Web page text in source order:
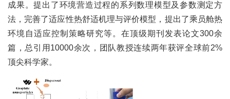
成果。提出了环境营造过程的系列数理模型及参数测定方
法，完善了适应性热舒适机理与评价模型，提出了乘员舱热
环境自适应控制策略研究等。在顶级期刊发表论文300余
篇，总引用10000余次，团队教授连续两年获评全球前2%
顶尖科学家。